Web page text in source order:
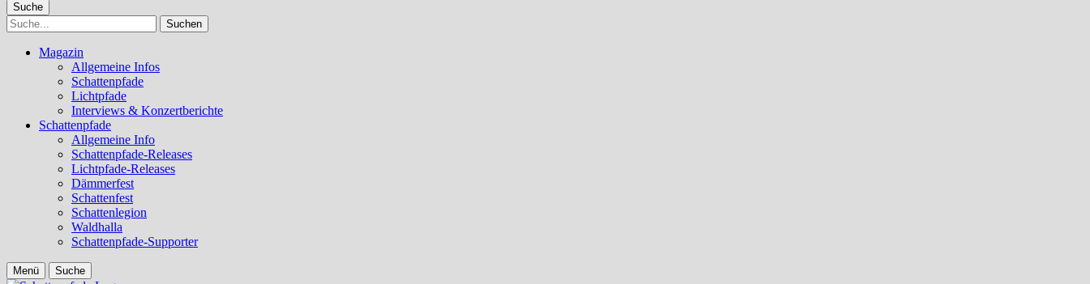
Suche
Suche
Magazin
Allgemeine Infos
Schattenpfade
Lichtpfade
Interviews & Konzertberichte
Schattenpfade
Allgemeine Info
Schattenpfade-Releases
Lichtpfade-Releases
Dämmerfest
Schattenfest
Schattenlegion
Waldhalla
Schattenpfade-Supporter
Menü Suche